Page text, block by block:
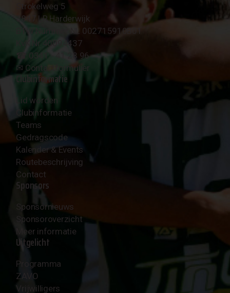
Strokelweg 5
3847 LR Harderwijk
BTW Nummer NL 002715910B01
KvK Nr 40094437
☎︎ 0341 - 41 28 96
✉︎ Contactformulier
Clubinformatie
Lid worden
Clubinformatie
Teams
Gedragscode
Kalender & Events
Routebeschrijving
Contact
Sponsors
Sponsornieuws
Sponsoroverzicht
Meer informatie
Uitgelicht
Programma
ZAVO
Vrijwilligers